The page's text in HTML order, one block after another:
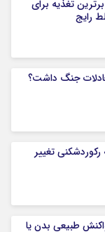
تغذیه برای
رایج
در معادلات جنگ داشت؟
تغییر
طبیعی بدن یا